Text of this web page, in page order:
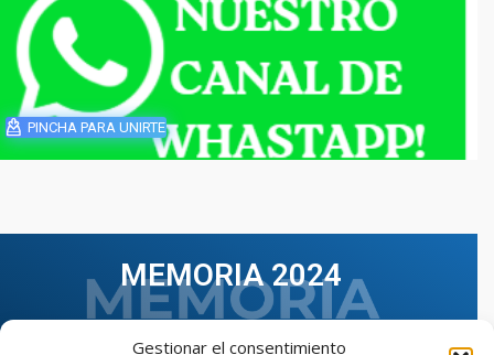
Gestionar el consentimiento
PINCHA PARA UNIRTE
MEMORIA 2024